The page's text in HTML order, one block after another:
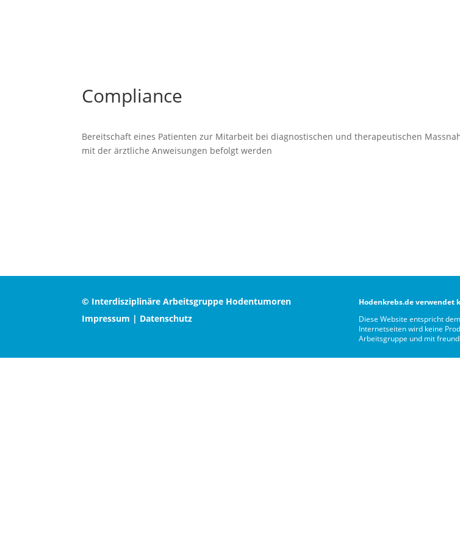
Compliance
Bereitschaft eines Patienten zur Mitarbeit bei diagnostischen und therapeutischen
mit der ärztliche Anweisungen befolgt werden
© Interdisziplinäre Arbeitsgruppe Hodentumoren
Impressum | Datenschutz
Hodenkrebs.de verwendet
Diese Website entspricht dem
Internetseiten wird keine
Arbeitsgruppe und mit